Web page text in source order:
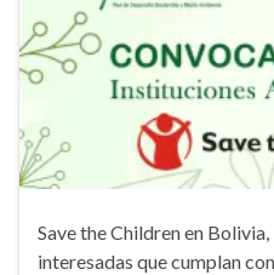
Save the Children en
interesadas que cumplan